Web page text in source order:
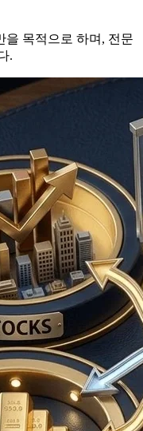
을 목적으로 하며, 전문
.